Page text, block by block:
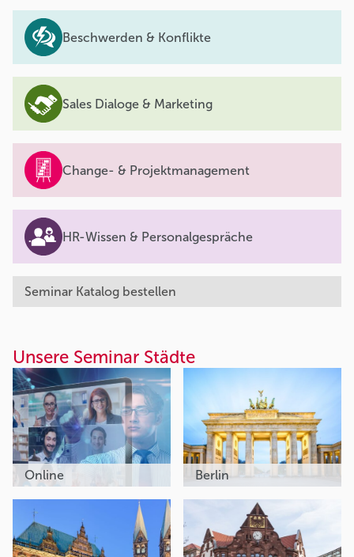
Beschwerden & Konflikte
Sales Dialoge & Marketing
Change- & Projektmanagement
HR-Wissen & Personalgespräche
Seminar Katalog bestellen
Unsere Seminar Städte
Online Berlin